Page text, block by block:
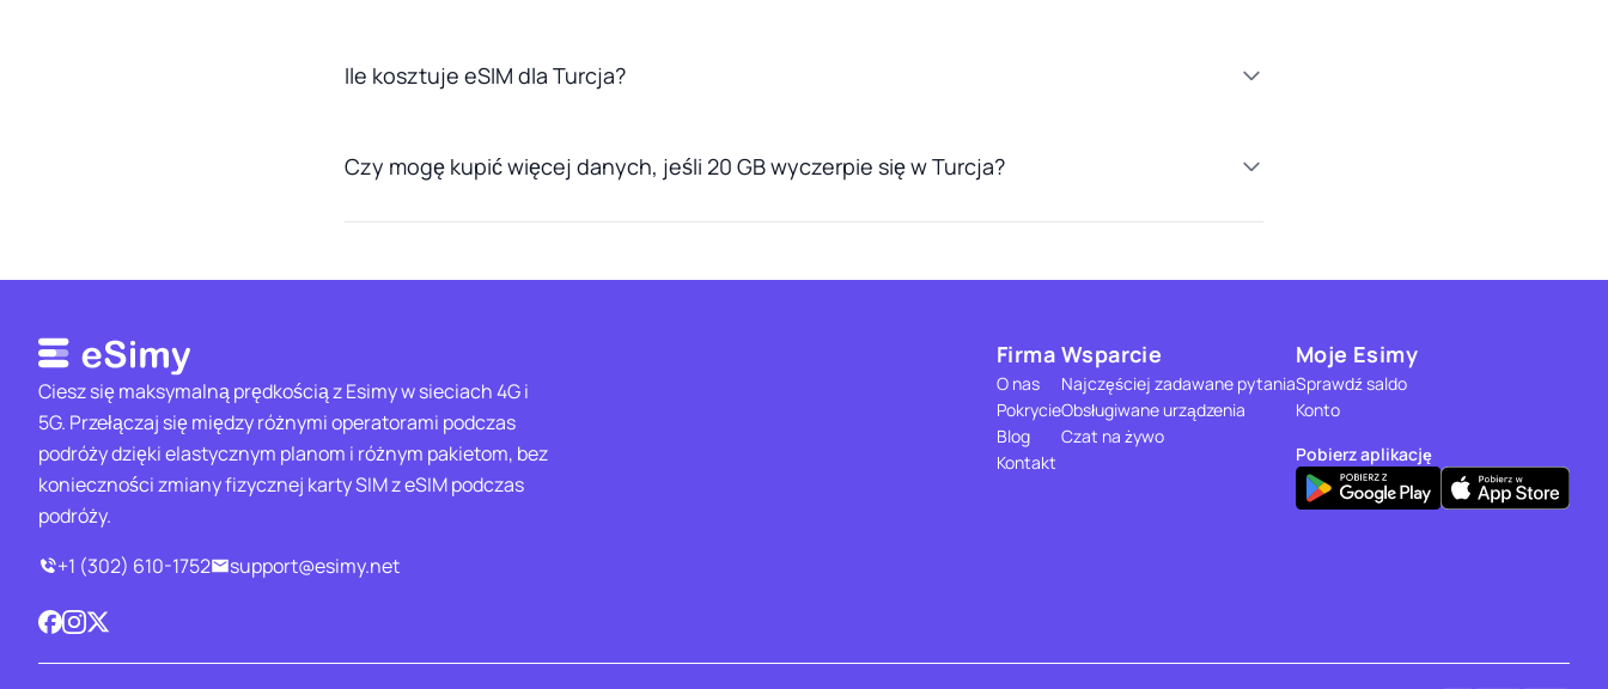
Ile kosztuje eSIM dla Turcja?
Czy mogę kupić więcej danych, jeśli 20 GB wyczerpie się w Turcja?
Ciesz się maksymalną prędkością z Esimy w sieciach 4G i
5G. Przełączaj się między różnymi operatorami podczas
podróży dzięki elastycznym planom i różnym pakietom, bez
konieczności zmiany fizycznej karty SIM z eSIM podczas
podróży.
+1 (302) 610-1752
support@esimy.net
Firma
O nas
Pokrycie
Blog
Kontakt
Wsparcie
Najczęściej zadawane pytania
Obsługiwane urządzenia
Czat na żywo
Moje Esimy
Sprawdź saldo
Konto
Pobierz aplikację